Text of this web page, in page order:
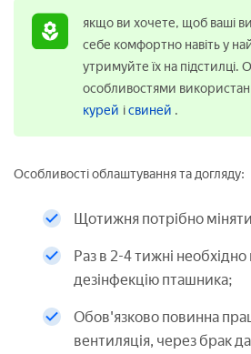
якщо ви хочете, щоб ваші
себе комфортно навіть у
утримуйте їх на підстилці.
особливостями
курей ісвиней .
Особливості облаштування та догляду:
Щотижня потрібно
Раз в 2-4 тижні
дезінфекцію пташника;
Обов'язково повинна
вентиляція, через брак